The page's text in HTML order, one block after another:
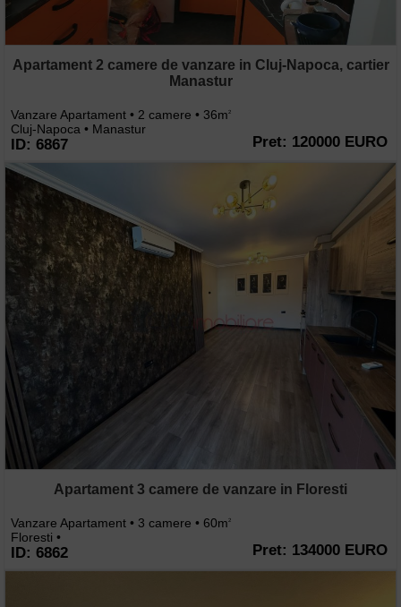
Apartament 2 camere de vanzare in Cluj-Napoca, cartier
Manastur
Vanzare Apartament • 2 camere • 36m2
Cluj-Napoca • Manastur
ID: 6867 Pret: 120000 EURO
Apartament 3 camere de vanzare in Floresti
Vanzare Apartament • 3 camere • 60m2
Floresti •
ID: 6862 Pret: 134000 EURO